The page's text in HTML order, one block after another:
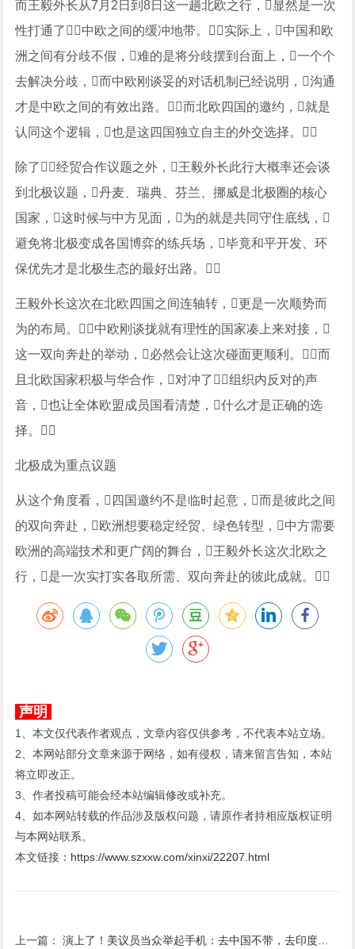
而王毅外长从7月2日到8日这一趟北欧之行，显然是一次
性打通了中欧之间的缓冲地带。实际上，中国和欧
洲之间有分歧不假，难的是将分歧摆到台面上，一个个
去解决分歧，而中欧刚谈妥的对话机制已经说明，沟通
才是中欧之间的有效出路。而北欧四国的邀约，就是
认同这个逻辑，也是这四国独立自主的外交选择。
除了经贸合作议题之外，王毅外长此行大概率还会谈
到北极议题，丹麦、瑞典、芬兰、挪威是北极圈的核心
国家，这时候与中方见面，为的就是共同守住底线，
避免将北极变成各国博弈的练兵场，毕竟和平开发、环
保优先才是北极生态的最好出路。
王毅外长这次在北欧四国之间连轴转，更是一次顺势而
为的布局。中欧刚谈拢就有理性的国家凑上来对接，
这一双向奔赴的举动，必然会让这次碰面更顺利。而
且北欧国家积极与华合作，对冲了组织内反对的声
音，也让全体欧盟成员国看清楚，什么才是正确的选
择。
北极成为重点议题
从这个角度看，四国邀约不是临时起意，而是彼此之间
的双向奔赴，欧洲想要稳定经贸、绿色转型，中方需要
欧洲的高端技术和更广阔的舞台，王毅外长这次北欧之
行，是一次实打实各取所需、双向奔赴的彼此成就。
声明
1、本文仅代表作者观点，文章内容仅供参考，不代表本站立场。
2、本网站部分文章来源于网络，如有侵权，请来留言告知，本站
将立即改正。
3、作者投稿可能会经本站编辑修改或补充。
4、如本网站转载的作品涉及版权问题，请原作者持相应版权证明
与本网站联系。
本文链接： https://www.szxxw.com/xinxi/22207.html
上一篇：演上了！美议员当众举起手机：去中国不带，去印度就带